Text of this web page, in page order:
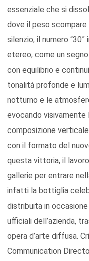
essenziale che si
dove il peso scompare
silenzio; il numero
etereo, come un
con equilibrio e
tonalità profonde e
notturno e le
evocando visivamente
composizione
con il formato del
questa vittoria, il
gallerie per entrare
infatti la bottiglia
distribuita in
ufficiali dell’azienda,
opera d’arte diffusa.
Communication